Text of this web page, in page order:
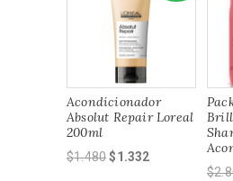
Acondicionador
Absolut Repair Loreal
200ml
$1.480El
$1.332El
$